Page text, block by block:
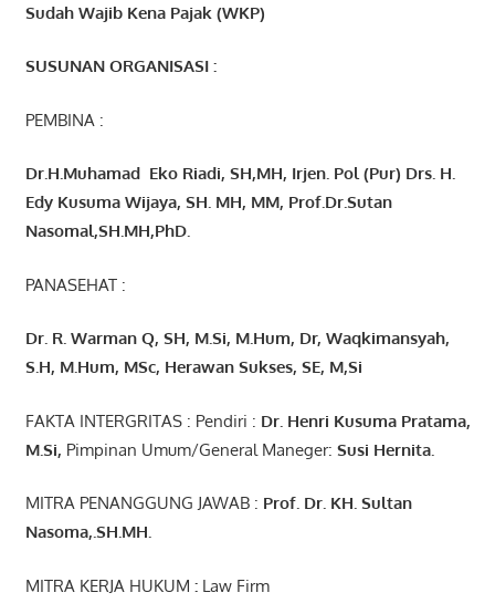
Sudah Wajib Kena Pajak (WKP)
SUSUNAN ORGANISASI :
PEMBINA :
Dr.H.Muhamad Eko Riadi, SH,MH, Irjen. Pol (Pur) Drs. H.
Edy Kusuma Wijaya, SH. MH, MM, Prof.Dr.Sutan
Nasomal,SH.MH,PhD.
PANASEHAT :
Dr. R. Warman Q, SH, M.Si, M.Hum, Dr, Waqkimansyah,
S.H, M.Hum, MSc, Herawan Sukses, SE, M,Si
FAKTA INTERGRITAS : Pendiri : Dr. Henri Kusuma Pratama,
M.Si, Pimpinan Umum/General Maneger: Susi Hernita.
MITRA PENANGGUNG JAWAB : Prof. Dr. KH. Sultan
Nasoma,.SH.MH.
MITRA KERJA HUKUM : Law Firm